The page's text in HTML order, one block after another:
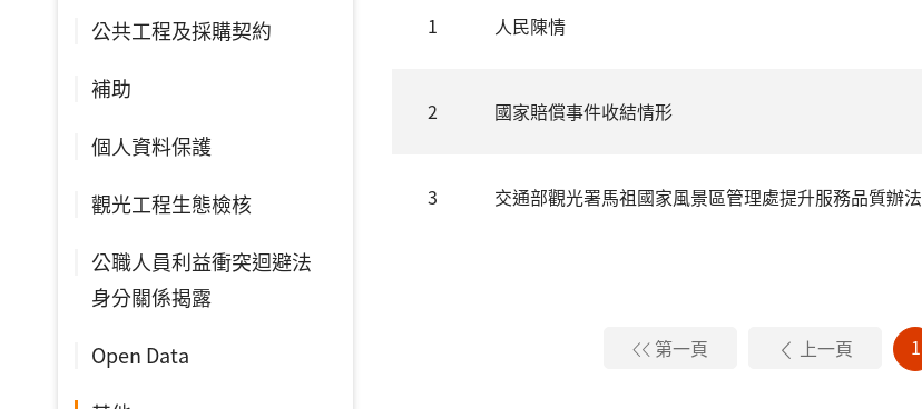
公共工程及採購契約
補助
個人資料保護
觀光工程生態檢核
公職人員利益衝突迴避法
身分關係揭露
Open Data
1 人民陳情
2 國家賠償事件收結情形
3 交通部觀光署馬祖國家風景區管理處提升服務品質辦法
第一頁 上一頁 1